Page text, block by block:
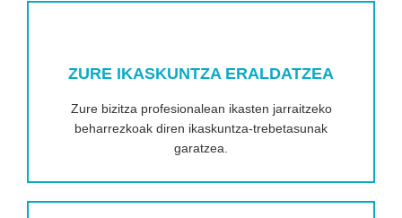
ZURE IKASKUNTZA ERALDATZEA
Zure bizitza profesionalean ikasten jarraitzeko
beharrezkoak diren ikaskuntza-trebetasunak
garatzea.